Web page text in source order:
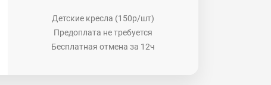
Детские кресла (150р/шт)
Предоплата не требуется
Бесплатная отмена за 12ч